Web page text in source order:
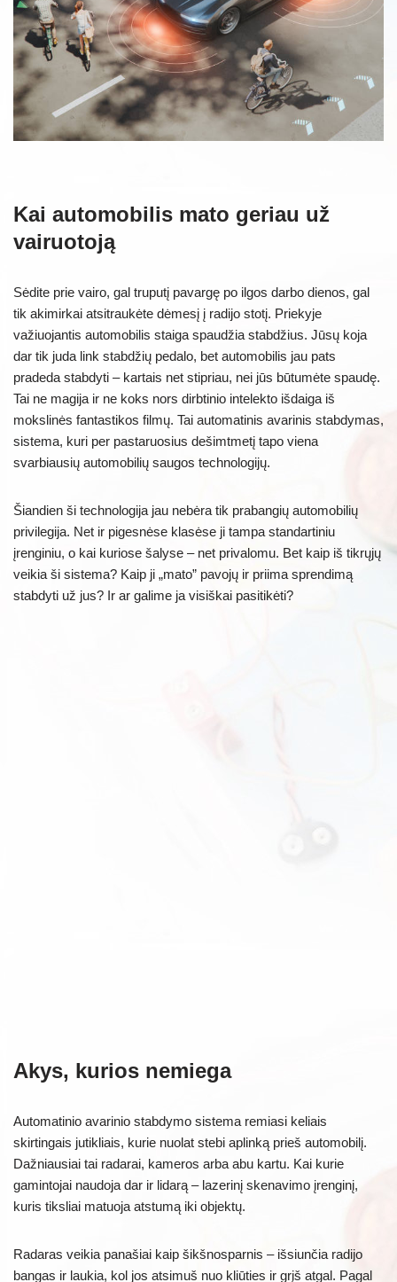
Kai automobilis mato geriau už
vairuotoją
Sėdite prie vairo, gal truputį pavargę po ilgos darbo dienos, gal
tik akimirkai atsitraukėte dėmesį į radijo stotį. Priekyje
važiuojantis automobilis staiga spaudžia stabdžius. Jūsų koja
dar tik juda link stabdžių pedalo, bet automobilis jau pats
pradeda stabdyti – kartais net stipriau, nei jūs būtumėte spaudę.
Tai ne magija ir ne koks nors dirbtinio intelekto išdaiga iš
mokslinės fantastikos filmų. Tai automatinis avarinis stabdymas,
sistema, kuri per pastaruosius dešimtmetį tapo viena
svarbiausių automobilių saugos technologijų.
Šiandien ši technologija jau nebėra tik prabangių automobilių
privilegija. Net ir pigesnėse klasėse ji tampa standartiniu
įrenginiu, o kai kuriose šalyse – net privalomu. Bet kaip iš tikrųjų
veikia ši sistema? Kaip ji „mato” pavojų ir priima sprendimą
stabdyti už jus? Ir ar galime ja visiškai pasitikėti?
Akys, kurios nemiega
Automatinio avarinio stabdymo sistema remiasi keliais
skirtingais jutikliais, kurie nuolat stebi aplinką prieš automobilį.
Dažniausiai tai radarai, kameros arba abu kartu. Kai kurie
gamintojai naudoja dar ir lidarą – lazerinį skenavimo įrenginį,
kuris tiksliai matuoja atstumą iki objektų.
Radaras veikia panašiai kaip šikšnosparnis – išsiunčia radijo
bangas ir laukia, kol jos atsimuš nuo kliūties ir grįš atgal. Pagal